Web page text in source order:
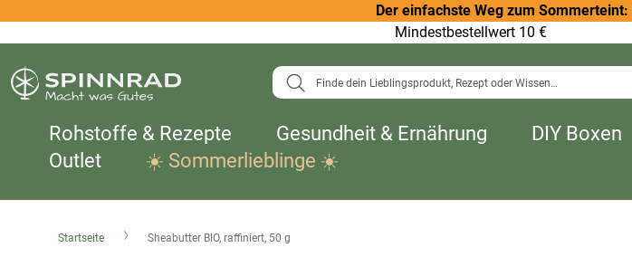
Der einfachste Weg zum Sommerteint:
Mindestbestellwert 10 €
Suche
Rohstoffe & Rezepte Gesundheit & Ernährung DIY Boxen
Outlet
☀️ Sommerlieblinge ☀️
Startseite Sheabutter BIO, raffiniert, 50 g